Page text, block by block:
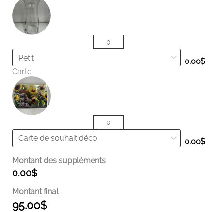
0.00$
Carte
0.00$
Montant des suppléments
0.00$
Montant final
95.00$